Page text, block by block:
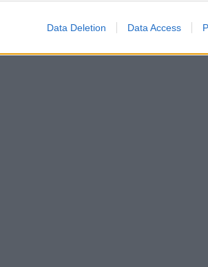
Data Deletion Data Access
του ποδοσφαίρου που φώναζαν
του Μουντιάλ 2026.